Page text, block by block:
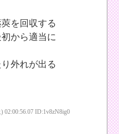
を回収する
から適当に
外れが出る
02:00:56.07 ID:1v8zN8ig0